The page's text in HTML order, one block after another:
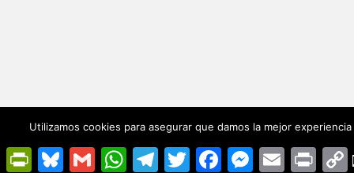
PrintFriendly
BlueskyGmail WhatsAppTelegramTwitter FacebookMessenger
Email Print
Utilizamos cookies para asegurar que damos la mejor